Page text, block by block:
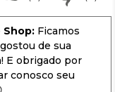
Shop: Ficamos
de sua
E obrigado por
conosco seu